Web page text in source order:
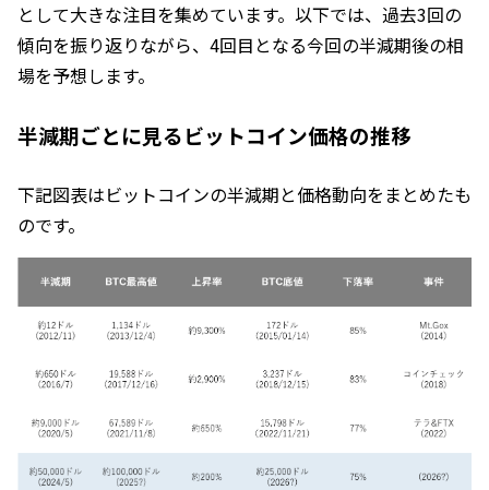
として大きな注目を集めています。以下では、過去3回の
傾向を振り返りながら、4回目となる今回の半減期後の相
場を予想します。
半減期ごとに見るビットコイン価格の推移
下記図表はビットコインの半減期と価格動向をまとめたも
のです。